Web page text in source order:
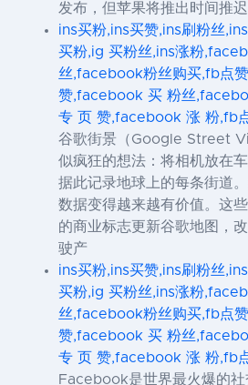
发布，但苹果将推出时间推
ins买粉,ins买赞,ins刷粉丝
买粉,ig 买粉丝,ins涨粉
丝,facebook粉丝购买,fb点
赞,facebook 买 粉丝
专 页 赞,facebook 涨 粉,fb
谷歌街景（Google Street
似疯狂的想法：将相机放在
据此记录地球上的每条街道
数据变得越来越有价值。这
的商业标志更新谷歌地图，
驶产
ins买粉,ins买赞,ins刷粉丝
买粉,ig 买粉丝,ins涨粉
丝,facebook粉丝购买,fb点
赞,facebook 买 粉丝
专 页 赞,facebook 涨 粉,fb
Facebook是世界最火爆的